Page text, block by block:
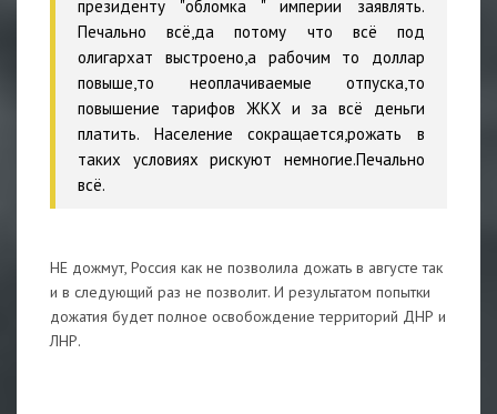
президенту "обломка " империи заявлять.
Печально всё,да потому что всё под
олигархат выстроено,а рабочим то доллар
повыше,то неоплачиваемые отпуска,то
повышение тарифов ЖКХ и за всё деньги
платить. Население сокращается,рожать в
таких условиях рискуют немногие.Печально
всё.
НЕ дожмут, Россия как не позволила дожать в августе так
и в следующий раз не позволит. И результатом попытки
дожатия будет полное освобождение территорий ДНР и
ЛНР.